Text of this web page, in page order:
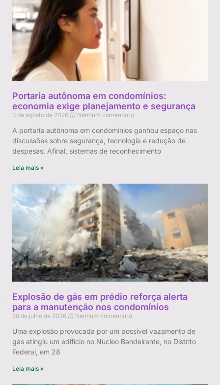
Portaria autônoma em condomínios:
economia exige planejamento e segurança
3 de agosto de 2026 Nenhum comentário
A portaria autônoma em condomínios ganhou espaço nas
discussões sobre segurança, tecnologia e redução de
despesas. Afinal, sistemas de reconhecimento
Leia mais »
Explosão de gás em prédio reforça alerta
para a manutenção nos condomínios
28 de julho de 2026 Nenhum comentário
Uma explosão provocada por um possível vazamento de
gás atingiu um edifício no Núcleo Bandeirante, no Distrito
Federal, em 28
Leia mais »